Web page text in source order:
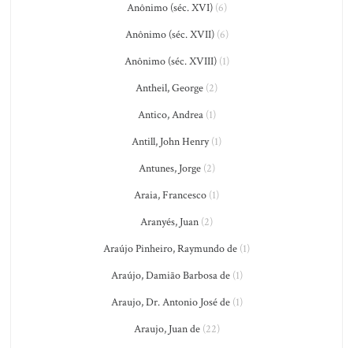
Anônimo (séc. XVI)(6)
Anônimo (séc. XVII)(6)
Anônimo (séc. XVIII)(1)
Antheil, George (2)
Antico, Andrea(1)
Antill, John Henry(1)
Antunes, Jorge(2)
Araia, Francesco (1)
Aranyés, Juan (2)
Araújo Pinheiro, Raymundo de (1)
Araújo, Damião Barbosa de(1)
Araujo, Dr. Antonio José de(1)
Araujo, Juan de(22)